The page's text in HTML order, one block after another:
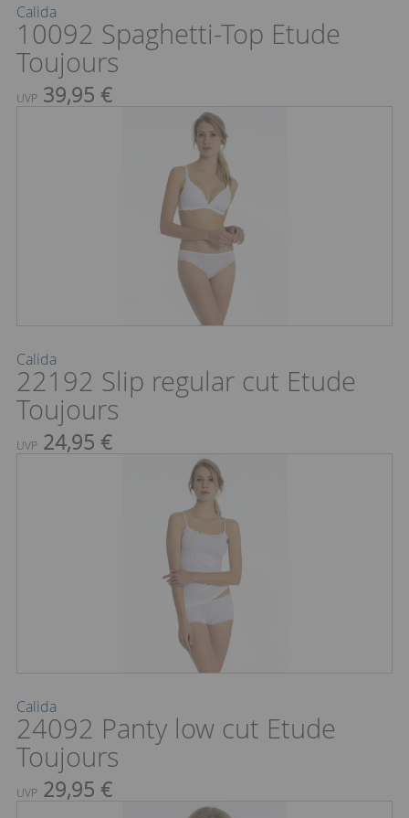
Calida
10092 Spaghetti-Top Etude
Toujours
UVP 39,95 €
Calida
22192 Slip regular cut Etude
Toujours
UVP 24,95 €
Calida
24092 Panty low cut Etude
Toujours
UVP 29,95 €